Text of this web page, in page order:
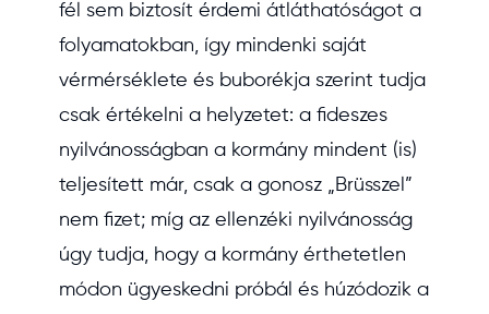
fél sem biztosít érdemi átláthatóságot a
folyamatokban, így mindenki saját
vérmérséklete és buborékja szerint tudja
csak értékelni a helyzetet: a fideszes
nyilvánosságban a kormány mindent (is)
teljesített már, csak a gonosz „Brüsszel”
nem fizet; míg az ellenzéki nyilvánosság
úgy tudja, hogy a kormány érthetetlen
módon ügyeskedni próbál és húzódozik a